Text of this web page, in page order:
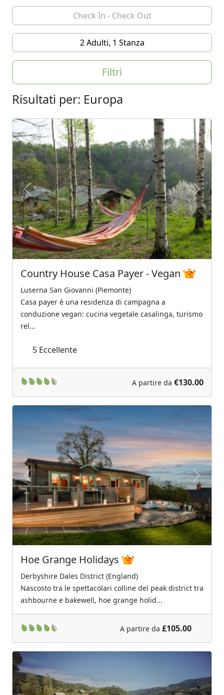
2 Adulti, 1 Stanza
Filtri
Risultati per: Europa
Previous Next
Country House Casa Payer - Vegan
Luserna San Giovanni (Piemonte)
Casa payer è una residenza di campagna a
conduzione vegan: cucina vegetale casalinga, turismo
rel...
5 Eccellente
A partire da €130.00
Previous Next
Hoe Grange Holidays
Derbyshire Dales District (England)
Nascosto tra le spettacolari colline del peak district tra
ashbourne e bakewell, hoe grange holid...
A partire da £105.00